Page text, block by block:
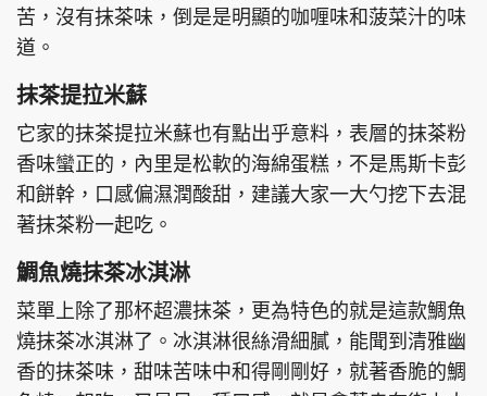
Copyright © 東周網 版權所有 . 不得轉載
苦，沒有抹茶味，倒是是明顯的咖喱味和菠菜汁的味
道。
抹茶提拉米蘇
它家的抹茶提拉米蘇也有點出乎意料，表層的抹茶粉
香味蠻正的，內里是松軟的海綿蛋糕，不是馬斯卡彭
和餅幹，口感偏濕潤酸甜，建議大家一大勺挖下去混
著抹茶粉一起吃。
鯛魚燒抹茶冰淇淋
菜單上除了那杯超濃抹茶，更為特色的就是這款鯛魚
燒抹茶冰淇淋了。冰淇淋很絲滑細膩，能聞到清雅幽
香的抹茶味，甜味苦味中和得剛剛好，就著香脆的鯛